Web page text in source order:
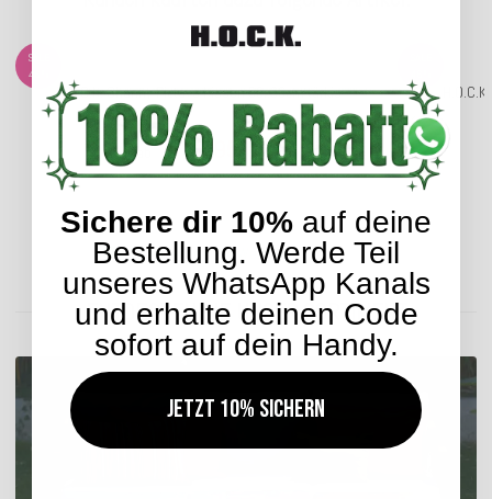
SALE
46%
H.O.C.K. Channy Pictave Kissen 50x30cm türkis
ab 6,95 €
23,99 €
Lieferzeit: ca. 2-4 Werktage
ENTDECKEN SIE UNSER SORTIMENT
Sichere dir 10% auf deine
Bestellung. Werde Teil
unseres WhatsApp Kanals
und erhalte deinen Code
sofort auf dein Handy.
Jetzt 10% sichern